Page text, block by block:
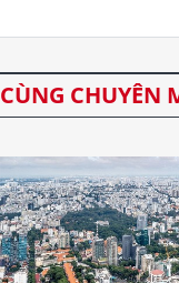
CÙNG CHUYÊN